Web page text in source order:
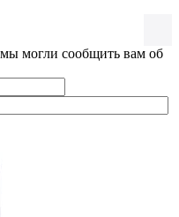
могли сообщить вам об